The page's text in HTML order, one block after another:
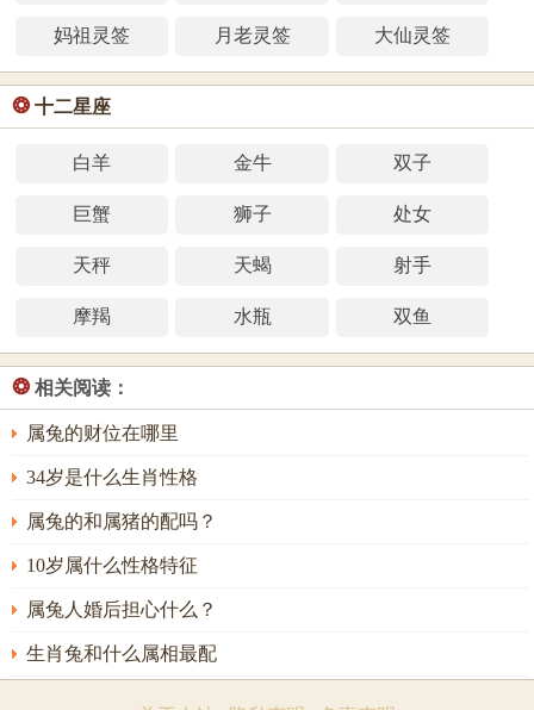
妈祖灵签 月老灵签 大仙灵签
❂ 十二星座
白羊 金牛 双子
巨蟹 狮子 处女
天秤 天蝎 射手
摩羯 水瓶 双鱼
❂ 相关阅读：
属兔的财位在哪里
34岁是什么生肖性格
属兔的和属猪的配吗？
10岁属什么性格特征
属兔人婚后担心什么？
生肖兔和什么属相最配